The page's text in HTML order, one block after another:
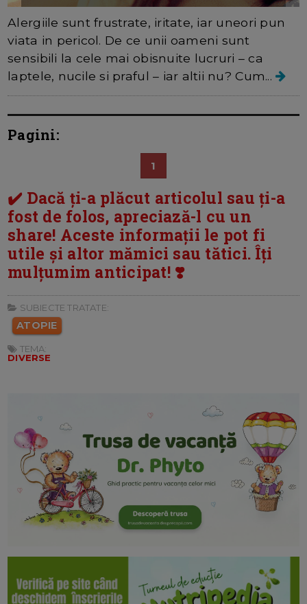
Alergiile sunt frustrate, iritate, iar uneori pun
viata in pericol. De ce unii oameni sunt
sensibili la cele mai obisnuite lucruri – ca
laptele, nucile si praful – iar altii nu? Cum...
Pagini:
1
✔️ Dacă ți-a plăcut articolul sau ți-a
fost de folos, apreciază-l cu un
share! Aceste informații le pot fi
utile și altor mămici sau tătici. Îți
mulțumim anticipat! ❣️
SUBIECTE TRATATE:
ATOPIE
TEMA:
DIVERSE